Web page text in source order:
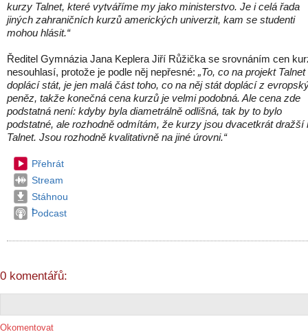
kurzy Talnet, které vytváříme my jako ministerstvo. Je i celá řada
jiných zahraničních kurzů amerických univerzit, kam se studenti
mohou hlásit.“
Ředitel Gymnázia Jana Keplera Jiří Růžička se srovnáním cen
nesouhlasí, protože je podle něj nepřesné: „To, co na projekt Talnet
doplácí stát, je jen malá část toho, co na něj stát doplácí z
peněz, takže konečná cena kurzů je velmi podobná. Ale cena zde
podstatná není: kdyby byla diametrálně odlišná, tak by to bylo
podstatné, ale rozhodně odmítám, že kurzy jsou dvacetkrát dražší
Talnet. Jsou rozhodně kvalitativně na jiné úrovni.“
Přehrát
Stream
Stáhnou
tPodcast
0 komentářů:
Okomentovat